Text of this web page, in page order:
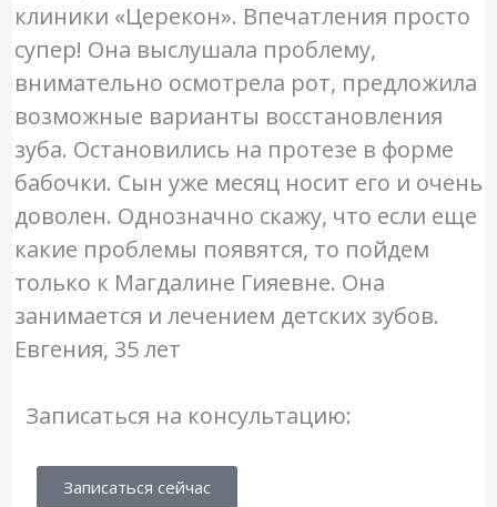
клиники «Церекон». Впечатления просто
супер! Она выслушала проблему,
внимательно осмотрела рот, предложила
возможные варианты восстановления
зуба. Остановились на протезе в форме
бабочки. Сын уже месяц носит его и очень
доволен. Однозначно скажу, что если еще
какие проблемы появятся, то пойдем
только к Магдалине Гияевне. Она
занимается и лечением детских зубов.
Евгения, 35 лет
Записаться на консультацию:
Записаться сейчас